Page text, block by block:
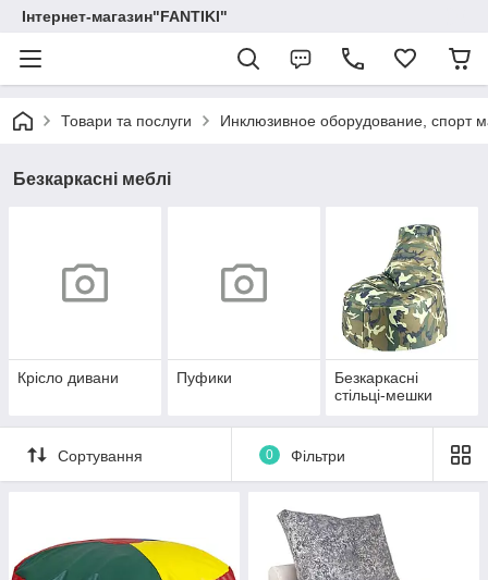
Інтернет-магазин"FANTIKI"
Товари та послуги Инклюзивное оборудование, спорт
Безкаркасні меблі
Крісло дивани Пуфики
Безкаркасні
стільці-мешки
Сортування 0 Фільтри